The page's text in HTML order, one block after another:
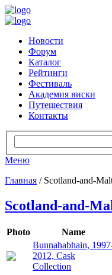
Новости
Форум
Каталог
Рейтинги
Фестиваль
Академия виски
Путешествия
Контакты
Меню
Главная / Scotland-and-
Scotland-and-
Photo Name
Bunnahabhain,
2012, Cask
Collection